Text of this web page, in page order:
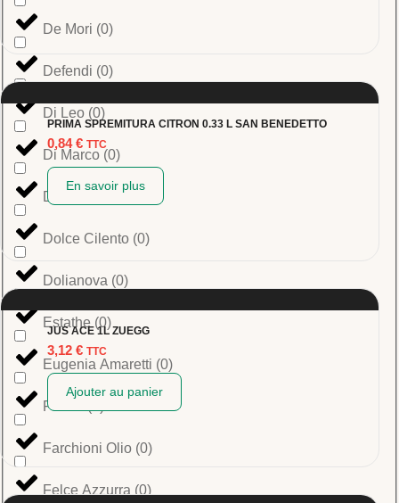
De Mori (0)
Defendi (0)
Di Leo (0)
Di Marco (0)
Di Martino 0)
Dolce Cilento (0)
Dolianova (0)
Estathe (0)
Eugenia Amaretti (0)
Fabbri
Farchioni Olio (0)
Felce Azzurra (0)
PRIMA SPREMITURA CITRON 0.33 L SAN BENEDETTO
0,84€ TTC
En savoir plus
JUS ACE 1L ZUEGG
3,12 € TTC
Ajouter au panier